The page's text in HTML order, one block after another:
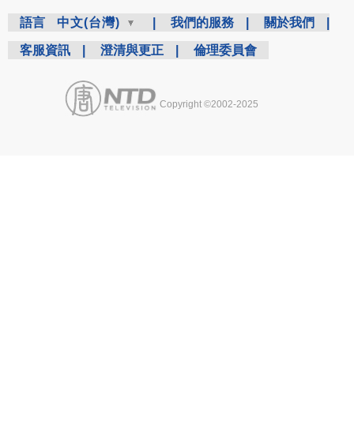
語言 中文(台灣) 我們的服務 關於我們
客服資訊 澄清與更正 倫理委員會
Copyright ©2002-2025